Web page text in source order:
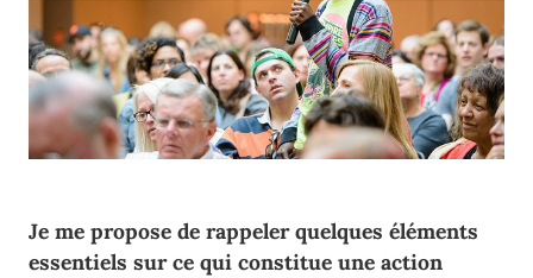
Je me propose de rappeler quelques éléments
essentiels sur ce qui constitue une action